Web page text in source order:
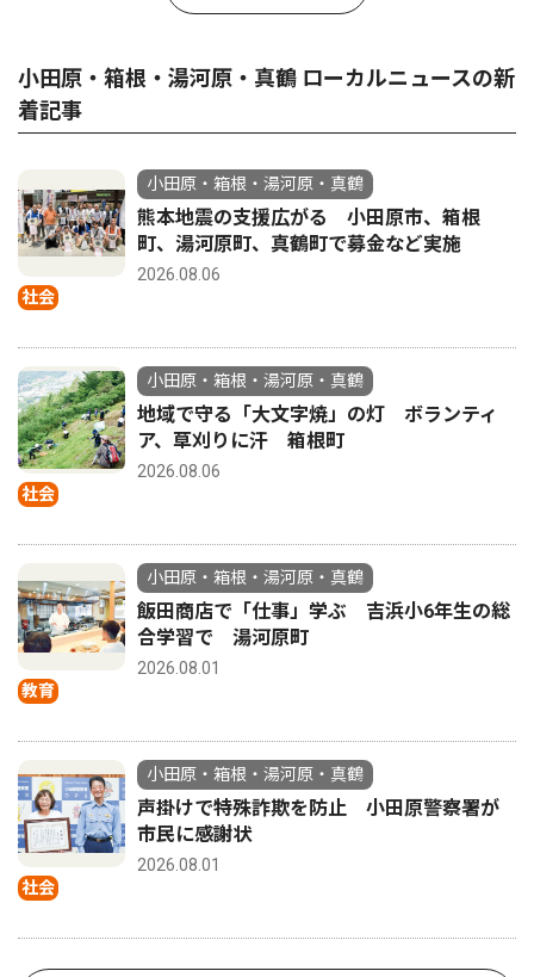
小田原・箱根・湯河原・真鶴 ローカルニュースの新
着記事
社会
小田原・箱根・湯河原・真鶴
熊本地震の支援広がる 小田原市、箱根
町、湯河原町、真鶴町で募金など実施
2026.08.06
社会
小田原・箱根・湯河原・真鶴
地域で守る「大文字焼」の灯 ボランティ
ア、草刈りに汗 箱根町
2026.08.06
教育
小田原・箱根・湯河原・真鶴
飯田商店で「仕事」学ぶ 吉浜小6年生の総
合学習で 湯河原町
2026.08.01
社会
小田原・箱根・湯河原・真鶴
声掛けで特殊詐欺を防止 小田原警察署が
市民に感謝状
2026.08.01